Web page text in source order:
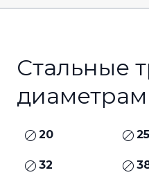
Стальные
диаметрам
20 25
32